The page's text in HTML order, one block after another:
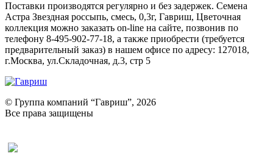
Поставки производятся регулярно и без задержек. Семена
Астра Звездная россыпь, смесь, 0,3г, Гавриш, Цветочная
коллекция можно заказать on-line на сайте, позвонив по
телефону 8-495-902-77-18, а также приобрести (требуется
предварительный заказ) в нашем офисе по адресу: 127018,
г.Москва, ул.Складочная, д.3, стр 5
© Группа компаний “Гавриш”, 2026
Все права защищены